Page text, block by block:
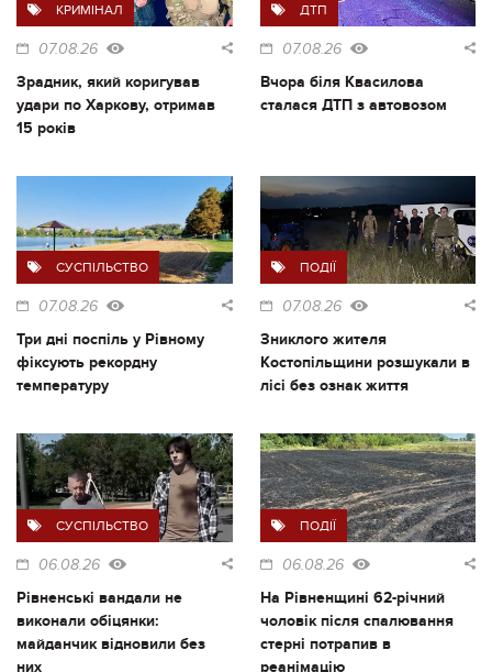
КРИМІНАЛ
07.08.26
Зрадник, який коригував
удари по Харкову, отримав
15 років
ДТП
07.08.26
Вчора біля Квасилова
сталася ДТП з автовозом
СУСПІЛЬСТВО
07.08.26
Три дні поспіль у Рівному
фіксують рекордну
температуру
ПОДІЇ
07.08.26
Зниклого жителя
Костопільщини розшукали в
лісі без ознак життя
СУСПІЛЬСТВО
06.08.26
Рівненські вандали не
виконали обіцянки:
майданчик відновили без
них
ПОДІЇ
06.08.26
На Рівненщині 62-річний
чоловік після спалювання
стерні потрапив в
реанімацію